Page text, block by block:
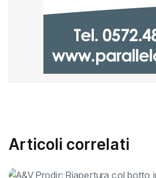
Articoli correlati